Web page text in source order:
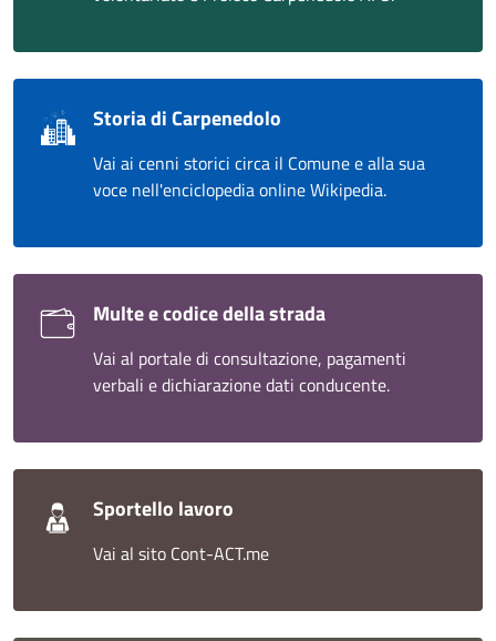
Storia di Carpenedolo
Vai ai cenni storici circa il Comune e alla sua
voce nell'enciclopedia online Wikipedia.
Multe e codice della strada
Vai al portale di consultazione, pagamenti
verbali e dichiarazione dati conducente.
Sportello lavoro
Vai al sito Cont-ACT.me